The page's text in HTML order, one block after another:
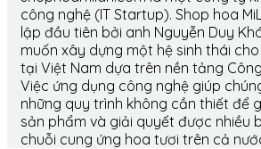
công nghệ (IT Startup). Shop hoa
lập đầu tiên bởi anh Nguyễn Duy
muốn xây dựng một hệ sinh thái
tại Việt Nam dựa trên nền tảng
Việc ứng dụng công nghệ giúp
những quy trình không cần thiết để
sản phẩm và giải quyết được nhiều
chuỗi cung ứng hoa tươi trên cả